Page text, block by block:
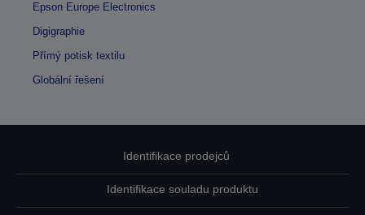
Epson Europe Electronics
Digigraphie
Přímý potisk textilu
Globální řešení
Identifikace prodejců
Identifikace souladu produktu